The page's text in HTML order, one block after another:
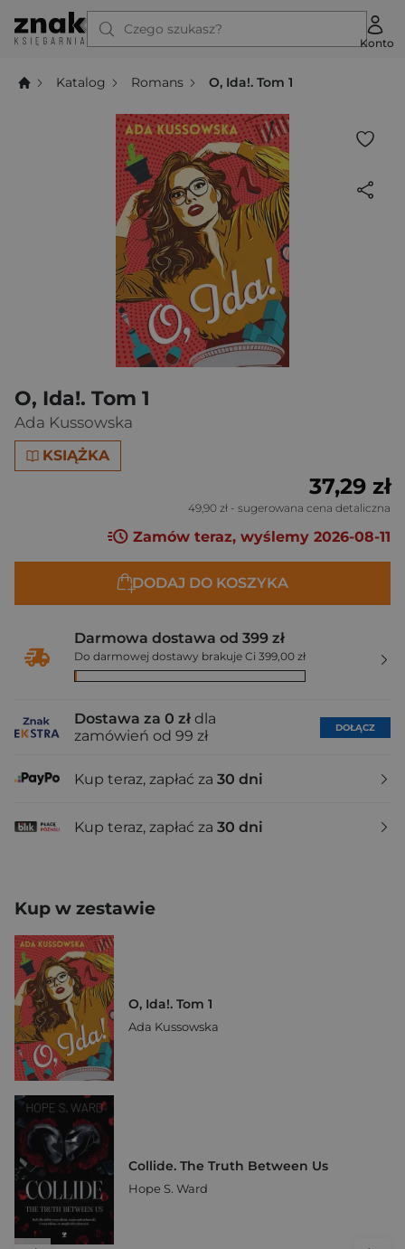
Czego szukasz?
Konto
Katalog Romans O, Ida!. Tom 1
O, Ida!. Tom 1
Ada Kussowska
KSIĄŻKA
37,29 zł
49,90 zł - sugerowana cena detaliczna
Zamów teraz, wyślemy 2026-08-11
DODAJ DO KOSZYKA
Darmowa dostawa od 399 zł
Do darmowej dostawy brakuje Ci 399,00 zł
Dostawa za 0 zł dla
zamówień od 99 zł
DOŁĄCZ
Kup teraz, zapłać za 30 dni
Kup teraz, zapłać za 30 dni
Kup w zestawie
O, Ida!. Tom 1
Ada Kussowska
Collide. The Truth Between Us
Hope S. Ward